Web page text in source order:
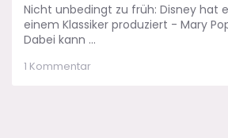
Nicht unbedingt zu früh: Disney hat
einem Klassiker produziert - Mary
Dabei kann ...
1 Kommentarzu